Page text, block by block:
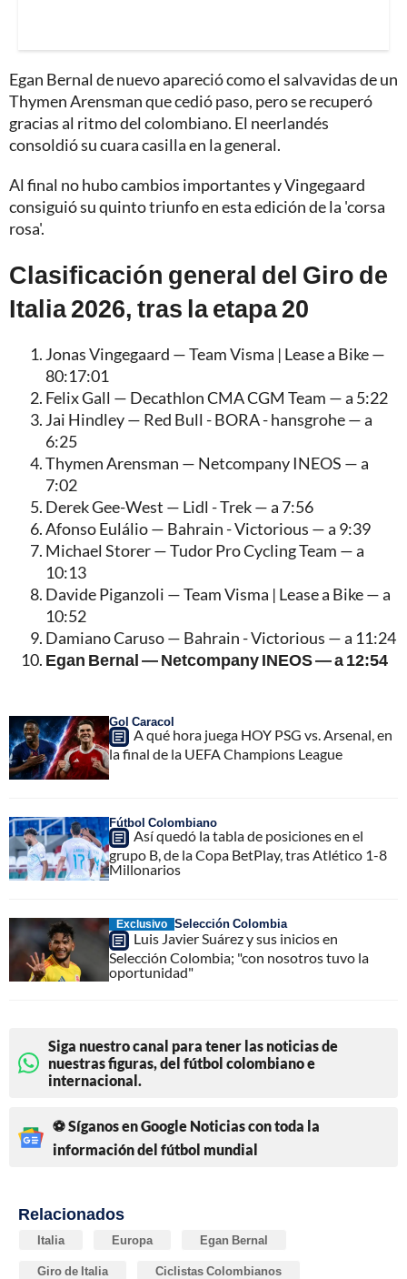
Egan Bernal de nuevo apareció como el salvavidas de un
Thymen Arensman que cedió paso, pero se recuperó
gracias al ritmo del colombiano. El neerlandés
consoldió su cuara casilla en la general.
Al final no hubo cambios importantes y Vingegaard
consiguió su quinto triunfo en esta edición de la 'corsa
rosa'.
Clasificación general del Giro de
Italia 2026, tras la etapa 20
Jonas Vingegaard — Team Visma | Lease a Bike —
80:17:01
Felix Gall — Decathlon CMA CGM Team — a 5:22
Jai Hindley — Red Bull - BORA - hansgrohe — a
6:25
Thymen Arensman — Netcompany INEOS — a
7:02
Derek Gee-West — Lidl - Trek — a 7:56
Afonso Eulálio — Bahrain - Victorious — a 9:39
Michael Storer — Tudor Pro Cycling Team — a
10:13
Davide Piganzoli — Team Visma | Lease a Bike — a
10:52
Damiano Caruso — Bahrain - Victorious — a 11:24
Egan Bernal — Netcompany INEOS — a 12:54
Gol Caracol
A qué hora juega HOY PSG vs. Arsenal, en
la final de la UEFA Champions League
Fútbol Colombiano
Así quedó la tabla de posiciones en el
grupo B, de la Copa BetPlay, tras Atlético 1-8
Millonarios
Exclusivo Selección Colombia
Luis Javier Suárez y sus inicios en
Selección Colombia; "con nosotros tuvo la
oportunidad"
Siga nuestro canal para tener las noticias de
nuestras figuras, del fútbol colombiano e
internacional.
⚽ Síganos en Google Noticias con toda la
información del fútbol mundial
Relacionados
Italia Europa Egan Bernal
Giro de Italia Ciclistas Colombianos